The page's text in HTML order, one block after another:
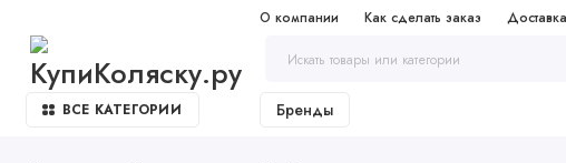
О компании Как сделать заказ Доставка
ВСЕ КАТЕГОРИИ Бренды